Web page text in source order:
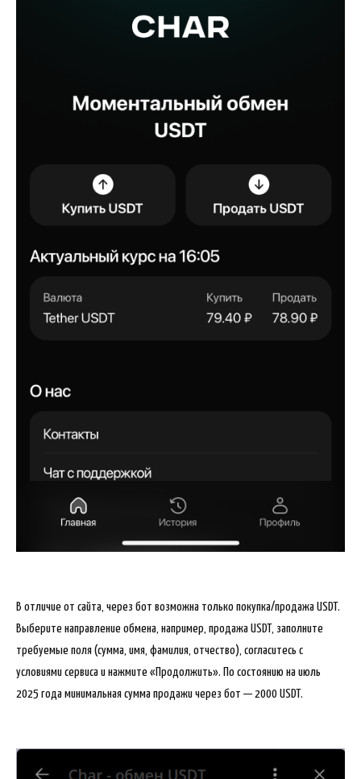
В отличие от сайта, через бот возможна только покупка/продажа USDT.
Выберите направление обмена, например, продажа USDT, заполните
требуемые поля (сумма, имя, фамилия, отчество), согласитесь с
условиями сервиса и нажмите «Продолжить». По состоянию на июль
2025 года минимальная сумма продажи через бот — 2000 USDT.